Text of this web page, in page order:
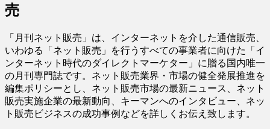
売
「月刊ネット販売」は、インターネットを介した通信販売、
いわゆる「ネット販売」を行うすべての事業者に向けた「イ
ンターネット時代のダイレクトマーケター」に贈る国内唯一
の月刊専門誌です。ネット販売業界・市場の健全発展推進を
編集ポリシーとし、ネット販売市場の最新ニュース、ネット
販売実施企業の最新動向、キーマンへのインタビュー、ネッ
ト販売ビジネスの成功事例などを詳しくお伝え致します。